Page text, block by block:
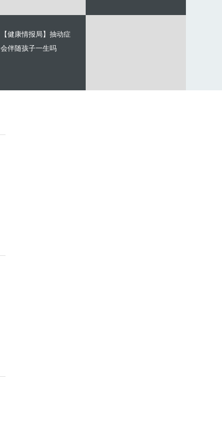
【健康情报局】抽动症
会伴随孩子一生吗